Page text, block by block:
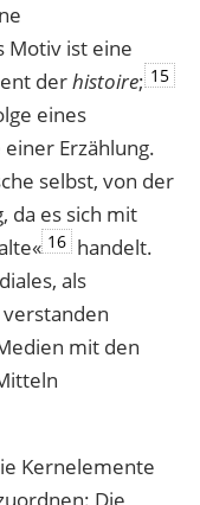
Motiv ist eine
derhistoire; 15
eines
Erzählung.
selbst, von der
da es sich mit
16 handelt.
als
mit den
Kernelemente